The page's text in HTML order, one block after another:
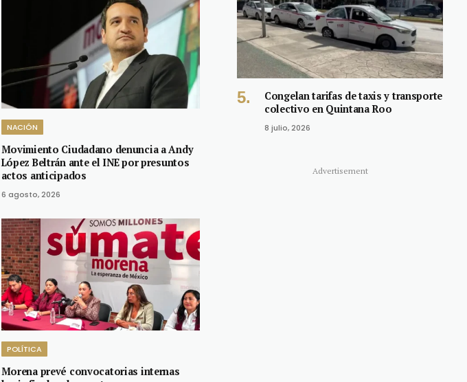
NACIÓN
Movimiento Ciudadano denuncia a Andy
López Beltrán ante el INE por presuntos
actos anticipados
6 agosto, 2026
POLÍTICA
Morena prevé convocatorias internas
Congelan tarifas de taxis y transporte
colectivo en Quintana Roo
8 julio, 2026
Advertisement